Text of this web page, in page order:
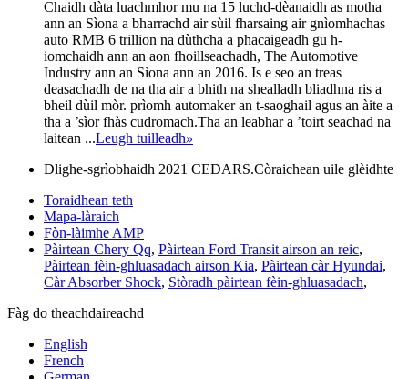
Chaidh dàta luachmhor mu na 15 luchd-dèanaidh as motha
ann an Sìona a bharrachd air sùil fharsaing air gnìomhachas
auto RMB 6 trillion na dùthcha a phacaigeadh gu h-
iomchaidh ann an aon fhoillseachadh, The Automotive
Industry ann an Sìona ann an 2016. Is e seo an treas
deasachadh de na tha air a bhith na shealladh bliadhna ris a
bheil dùil mòr. prìomh automaker an t-saoghail agus an àite a
tha a ’sìor fhàs cudromach.Tha an leabhar a ’toirt seachad na
laitean ...Leugh tuilleadh»
Dlighe-sgrìobhaidh 2021 CEDARS.Còraichean uile glèidhte
Toraidhean teth
Mapa-làraich
Fòn-làimhe AMP
Pàirtean Chery Qq, Pàirtean Ford Transit airson an reic,
Pàirtean fèin-ghluasadach airson Kia, Pàirtean càr Hyundai,
Càr Absorber Shock, Stòradh pàirtean fèin-ghluasadach,
Fàg do theachdaireachd
English
French